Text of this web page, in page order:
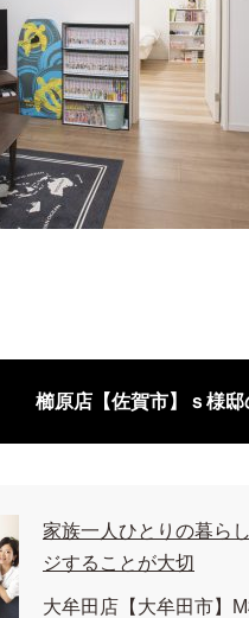
櫛原店【佐賀市】ｓ様
家族一人ひとりの暮ら
ジすることが大切
大牟田店【大牟田市】